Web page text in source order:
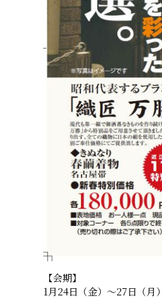
【会期】
1月24日（金）〜27日（月